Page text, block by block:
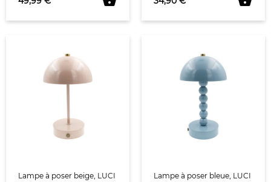
Lampe à poser beige, LUCI Lampe à poser bleue, LUCI